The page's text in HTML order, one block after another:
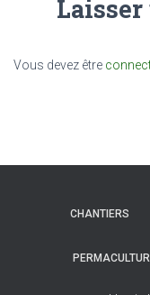
Vous devez être
CHANTIERS